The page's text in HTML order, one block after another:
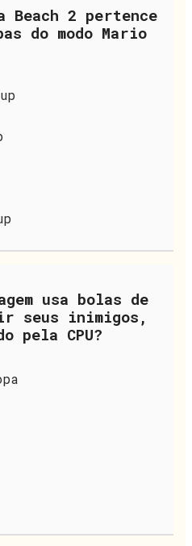
Beach 2 pertence
do modo Mario
usa bolas de
seus inimigos,
pela CPU?